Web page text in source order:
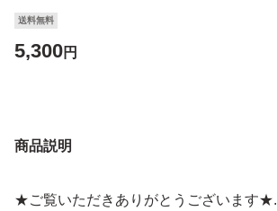
送料無料
5,300円
商品説明
★ご覧いただきありがとうございます★.